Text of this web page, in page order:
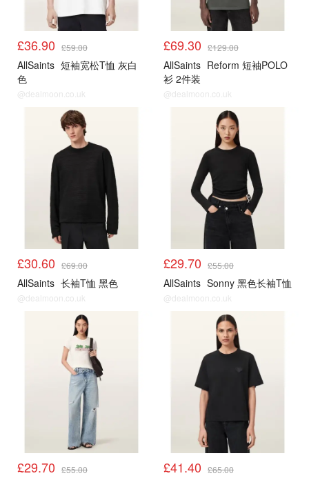
£36.90 £59.00
AllSaints 短袖宽松T恤 灰白
色
@dealmoon.co.uk
£69.30 £129.00
AllSaints Reform 短袖POLO
衫 2件装
@dealmoon.co.uk
£30.60 £69.00
AllSaints 长袖T恤 黑色
@dealmoon.co.uk
£29.70 £55.00
AllSaints Sonny 黑色长袖T恤
@dealmoon.co.uk
£29.70 £55.00 £41.40 £65.00